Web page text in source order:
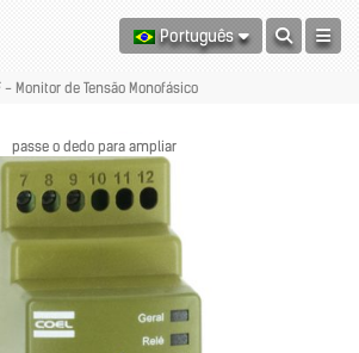
Português
- Monitor de Tensão Monofásico
passe o dedo para ampliar